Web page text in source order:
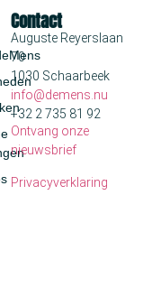
Contact
Auguste Reyerslaan
70
1030 Schaarbeek
info@demens.nu
+32 2 735 81 92
Ontvang onze
nieuwsbrief
Privacyverklaring